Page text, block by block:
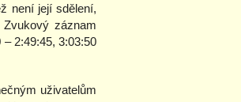
není její sdělení,
záznam
– 2:49:45, 3:03:50
uživatelům